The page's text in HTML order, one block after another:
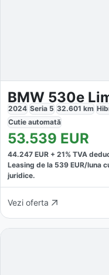
BMW 530e
2024 Seria 5 32.601 km
Cutie automată
53.539 EUR
44.247 EUR + 21% TVA
Leasing de la 539 EUR/luna
juridice.
Vezi oferta